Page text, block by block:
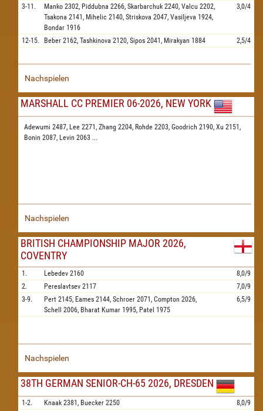
3-11.
Manko 2302, Piddubna 2266, Skarbarchuk 2240, Valcu 2202,
Tsakona 2141, Mihelic 2140, Striskova 2047, Vasiljeva 1924,
Bondar 1916
3,0/4
12-15. Beber 2162, Tashkinova 2120, Sipos 2041, Mirakyan 1884 2,5/4
Nachspielen
MARSHALL CC PREMIER 06-2026, NEW YORK
Adewumi 2487, Lee 2271, Zhang 2204, Rohde 2203, Goodrich 2190, Xu 2151,
Bonin 2087, Levin 2063 ...
Nachspielen
BRITISH CHAMPIONSHIP MAJOR 2026,
COVENTRY
1. Lebedev 2160
8,0/9
2.
Pereslavtsev 2117
7,0/9
3-9.
Pert 2145, Eames 2144, Schroer 2071, Compton 2026,
Schell
2006, Bharat Kumar 1995, Patel 1975
6,5/9
Nachspielen
38TH GERMAN SENIOR-CH-65 2026, DRESDEN
1-2. Knaak 2381, Buecker 2250
8,0/9